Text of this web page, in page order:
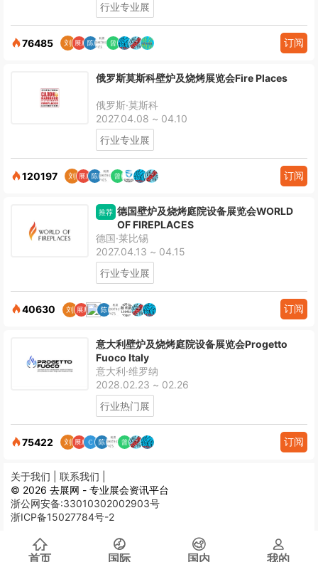
行业专业展
76485 订阅
俄罗斯莫斯科壁炉及烧烤展览会Fire Places
俄罗斯·莫斯科
2027.04.08 ~ 04.10
行业专业展
120197 订阅
推荐 德国壁炉及烧烤庭院设备展览会WORLD
OF FIREPLACES
德国·莱比锡
2027.04.13 ~ 04.15
行业专业展
40630 订阅
意大利壁炉及烧烤庭院设备展览会Progetto
Fuoco Italy
意大利·维罗纳
2028.02.23 ~ 02.26
行业热门展
75422 订阅
首页 国际 国内 我的
关于我们 | 联系我们 |
© 2026 去展网 - 专业展会资讯平台
浙公网安备:33010302002903号
浙ICP备15027784号-2